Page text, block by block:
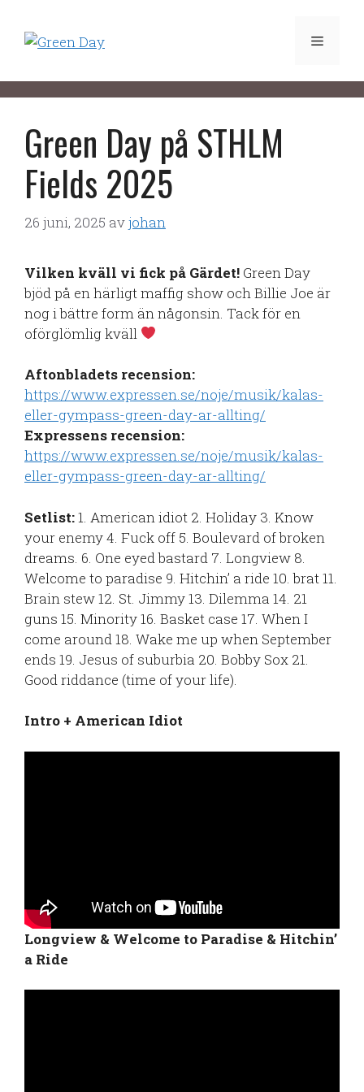
innehåll
Meny
Green Day på STHLM
Fields 2025
26 juni, 2025 avjohan
Vilken kväll vi fick på Gärdet! Green Day
bjöd på en härligt maffig show och Billie Joe är
nog i bättre form än någonsin. Tack för en
oförglömlig kväll
Aftonbladets recension:
https://www.expressen.se/noje/musik/kalas-
eller-gympass-green-day-ar-allting/
Expressens recension:
https://www.expressen.se/noje/musik/kalas-
eller-gympass-green-day-ar-allting/
Setlist:1. American idiot 2. Holiday 3. Know
your enemy 4. Fuck off 5. Boulevard of broken
dreams. 6. One eyed bastard 7. Longview 8.
Welcome to paradise 9. Hitchin’ a ride 10. brat 11.
Brain stew 12. St. Jimmy 13. Dilemma 14. 21
guns 15. Minority 16. Basket case 17. When I
come around 18. Wake me up when September
ends 19. Jesus of suburbia 20. Bobby Sox 21.
Good riddance (time of your life).
Intro + American Idiot
Longview & Welcome to Paradise & Hitchin’
a Ride